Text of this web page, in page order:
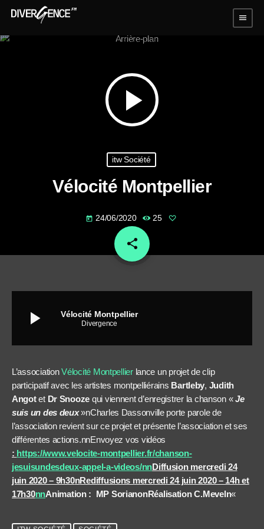
menu
play_arrow
itw Société
Vélocité Montpellier
today 24/06/2020 25
share
email
play_arrow Vélocité Montpellier
Divergence
L’associationVélocité Montpellierlance un projet de clip
participatif avec les artistes montpelliérains Bartleby, Judith
Angotet Dr Snooze qui viennent d’enregistrer la chanson «Je
suis un des deux»nCharles Dassonville porte parole de
l’association revient sur ce projet et présente l’association et ses
différentes actions.nnEnvoyez vos vidéos
: https://www.velocite-montpellier.fr/chanson-
jesuisundesdeux-appel-a-videos/nnDiffusion mercredi 24
juin 2020 – 9h30nRediffusions mercredi 24 juin 2020 – 14h et
17h30nnAnimation : MP SorianonRéalisation C.Meveln«